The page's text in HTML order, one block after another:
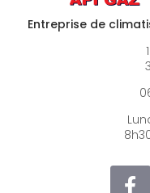
Entreprise de